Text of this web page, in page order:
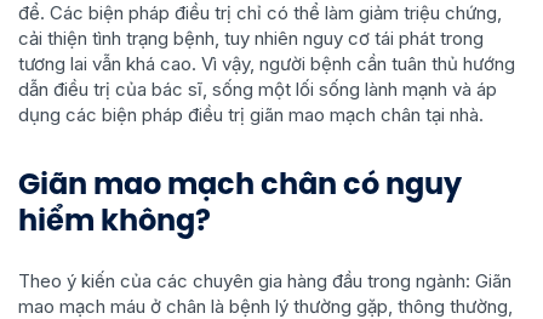
để. Các biện pháp điều trị chỉ có thể làm giảm triệu chứng,
cải thiện tình trạng bệnh, tuy nhiên nguy cơ tái phát trong
tương lai vẫn khá cao. Vì vậy, người bệnh cần tuân thủ hướng
dẫn điều trị của bác sĩ, sống một lối sống lành mạnh và áp
dụng các biện pháp điều trị giãn mao mạch chân tại nhà.
Giãn mao mạch chân có nguy
hiểm không?
Theo ý kiến của các chuyên gia hàng đầu trong ngành: Giãn
mao mạch máu ở chân là bệnh lý thường gặp, thông thường,